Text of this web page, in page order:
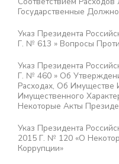
Государственные
Указ Президента
Г. № 613 » Вопросы
Указ Президента
Г. № 460 » Об
Расходах, Об Имуществе
Имущественного
Некоторые Акты
Указ Президента
2015 Г. № 120 «О
Коррупции»